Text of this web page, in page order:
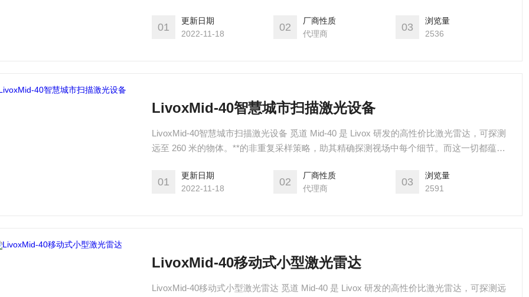
动机器人、园区物流、车路协同、测绘、安防等领域从小批量测试走向大规模应用。
01
更新日期
2022-11-18
02
厂商性质
代理商
03
浏览量
2536
LivoxMid-40智慧城市扫描激光设备
LivoxMid-40智慧城市扫描激光设备 觅道 Mid-40 是 Livox 研发的高性价比激光雷达，可探测
远至 260 米的物体。**的非重复采样策略，助其精确探测视场中每个细节。而这一切都蕴含
动机器人、园区物流、车路协同、测绘、安防等领域从小批量测试走向大规模应用。
01
更新日期
2022-11-18
02
厂商性质
代理商
03
浏览量
2591
LivoxMid-40移动式小型激光雷达
LivoxMid-40移动式小型激光雷达 觅道 Mid-40 是 Livox 研发的高性价比激光雷达，可探测远